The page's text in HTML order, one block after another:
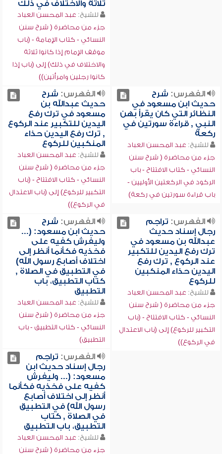
ثلاثة والاختلاف في ذلك
للشيخ: عبد المحسن العباد
جزء من محاضرة ( شرح سنن
النسائي - كتاب الإمامة - (باب
موقف الإمام إذا كانوا ثلاثة
والاختلاف في ذلك) إلى (باب إذا
كانوا رجلين وامرأتين))
الفهرس: شرح
حديث ابن مسعود في
النظائر التي كان يقرأ بهن
النبي , قراءة سورتين في
ركعة
للشيخ: عبد المحسن العباد
جزء من محاضرة ( شرح سنن
النسائي - كتاب الافتتاح - باب
الركود في الركعتين الأوليين -
باب قراءة سورتين في ركعة)
الفهرس: شرح
حديث عبدالله بن
مسعود في ترك رفع
اليدين للتكبير عند الركوع
, ترك رفع اليدين حذاء
المنكبين للركوع
للشيخ: عبد المحسن العباد
جزء من محاضرة ( شرح سنن
النسائي - كتاب الافتتاح - (باب
التكبير للركوع) إلى (باب الاعتدال
في الركوع))
الفهرس: تراجم
رجال إسناد حديث
عبدالله بن مسعود في
ترك رفع اليدين للتكبير
عند الركوع , ترك رفع
اليدين حذاء المنكبين
للركوع
للشيخ: عبد المحسن العباد
جزء من محاضرة ( شرح سنن
النسائي - كتاب الافتتاح - (باب
التكبير للركوع) إلى (باب الاعتدال
في الركوع))
الفهرس: شرح
حديث ابن مسعود: (...
وليفرش كفيه على
فخذيه فكأنما أنظر إلى
اختلاف أصابع رسول الله)
في التطبيق في الصلاة ,
كتاب التطبيق، باب
التطبيق
للشيخ: عبد المحسن العباد
جزء من محاضرة ( شرح سنن
النسائي - كتاب التطبيق - باب
التطبيق)
الفهرس: تراجم
رجال إسناد حديث ابن
مسعود: (... وليفرش
كفيه على فخذيه فكأنما
أنظر إلى اختلاف أصابع
رسول الله) في التطبيق
في الصلاة , كتاب
التطبيق، باب التطبيق
للشيخ: عبد المحسن العباد
جزء من محاضرة ( شرح سنن